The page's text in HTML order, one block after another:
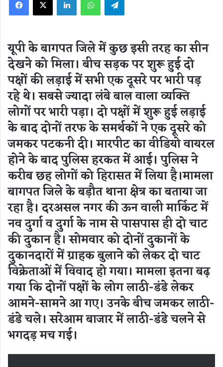
यूपी के बागपत जिले में कुछ इसी तरह का सीन
देखने को मिला। बीच सड़क पर शुरू हुई दो
पक्षों की लड़ाई में सभी एक दूसरे पर भारी पड़
रहे थे। सबसे ज्यादा लंबे बाल वाला व्यक्ति
लोगों पर भारी पड़ा। दो पक्षों में शुरू हुई लड़ाई
के बाद दोनों तरफ के समर्थकों ने एक दूसरे को
जमकर पटकनी दी। मारपीट का वीडियो वायरल
होने के बाद पुलिस हरकत में आई। पुलिस ने
करीब छह लोगों को हिरासत में लिया है।मामला
बागपत जिले के बड़ौत थाना क्षेत्र का बताया जा
रहा है। दरअसल नगर की ऊन वाली मार्किट में
नव दुर्गा व दुर्गा के नाम से पासपास ही दो चाट
की दुकान है। सोमवार को दोनों दुकानों के
दुकानदारों में ग्राहक बुलाने को लेकर दो चाट
विक्रेताओं में विवाद हो गया। मामला इतना बढ़
गया कि दोनों पक्षों के लोग लाठी-डंडे लेकर
आमने-सामने आ गए। उनके बीच जमकर लाठी-
डंडे चले। सरेआम बाजार में लाठी-डंडे चलने से
भगदड़ मच गई।